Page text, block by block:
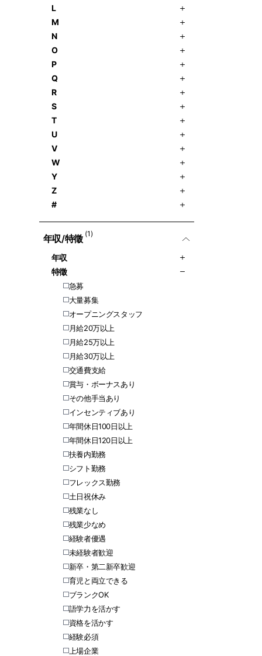
L
M
N
O
P
Q
R
S
T
U
V
W
Y
Z
#
年収/特徵 (1)
年収
特徵
急募
大量募集
オープニングスタッフ
月給20万以上
月給25万以上
月給30万以上
交通費支給
賞与・ボーナスあり
その他手当あり
インセンティブあり
年間休日100日以上
年間休日120日以上
扶養内勤務
シフト勤務
フレックス勤務
土日祝休み
残業なし
残業少なめ
経験者優遇
未経験者歓迎
新卒・第二新卒歓迎
育児と両立できる
ブランクOK
語学力を活かす
資格を活かす
経験必須
上場企業